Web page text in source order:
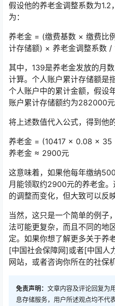
假设他的养老金调整系数为
为：
养老金 = (缴费基数 × 缴费比
计存储额) × 养老金调整系数 /
其中，139是养老金发放的月
计算。个人账户累计存储额是
个人账户中的累计金额，假设
账户累计存储额约为282000元
将上述数值代入公式，得到他
养老金 = (10417 × 0.08 ×
养老金 ≈ 2900元
这意味着，如果他每年缴纳
月能领取约2900元的养老金
的调整而变化，但大致可以反
当然，这只是一个简单的例子
法可能更复杂，而且不同的地
定。如果你想了解更多关于养
[中国社会保障网]或者[中国人
网站，或者咨询你所在的社保机
免责声明： 文章内容及评论回复为
息存储服务，用户所述观点均不代